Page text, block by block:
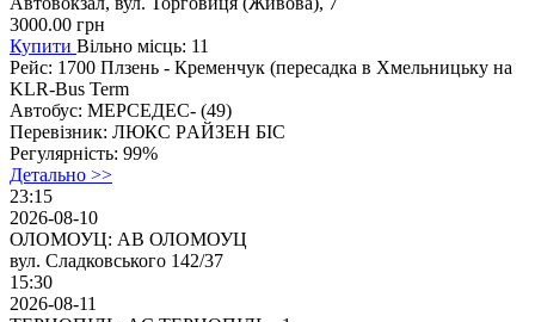
3000.00 грн
Купити Вільно місць: 11
Рейс: 1700 Плзень - Кременчук (перeсaдкa в Хмельницьку на
KLR-Bus Term
Автобус: МЕРСЕДЕС- (49)
Перевізник: ЛЮКС PАЙЗEH БІC
Регулярність: 99%
Детально >>
23:15
2026-08-10
ОЛОМОУЦ: АВ ОЛОМОУЦ
вул. Сладковського 142/37
15:30
2026-08-11